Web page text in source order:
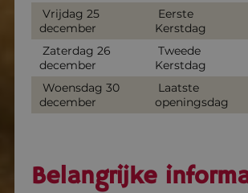
Vrijdag 25
december
Eerste
Kerstdag
Zaterdag 26
december
Tweede
Kerstdag
Woensdag 30
december
Laatste
openingsdag
Belangrijke